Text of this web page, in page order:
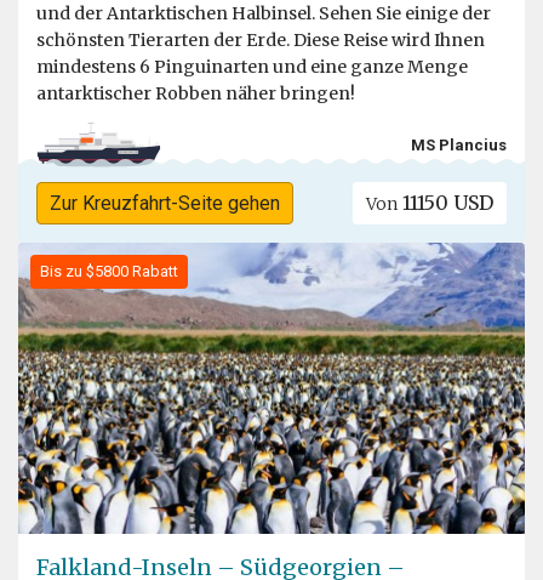
und der Antarktischen Halbinsel. Sehen Sie einige der
schönsten Tierarten der Erde. Diese Reise wird Ihnen
mindestens 6 Pinguinarten und eine ganze Menge
antarktischer Robben näher bringen!
MS Plancius
Zur Kreuzfahrt-Seite gehen Von 11150 USD
Bis zu $5800 Rabatt
Falkland-Inseln – Südgeorgien –